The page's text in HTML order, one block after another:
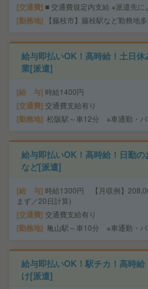
交通費 ■ 交通費規定内支給 ※派遣先に
勤務地 【藤枝市】藤枝駅など勤務地多
給与即払いOK！高時給！土日
業[派遣]
給 与 時給1400円
交通費 交通費支給有り
勤務地 松阪駅～車12分 ※車通勤・バ
給与即払いOK！高時給！日勤
など[派遣]
給 与 時給1300円 【月収例】
まず／20日計算)
交通費 交通費支給有り
勤務地 亀山駅～車10分 ※車通勤・バ
給与即払いOK！駅チカ！高時
け[派遣]